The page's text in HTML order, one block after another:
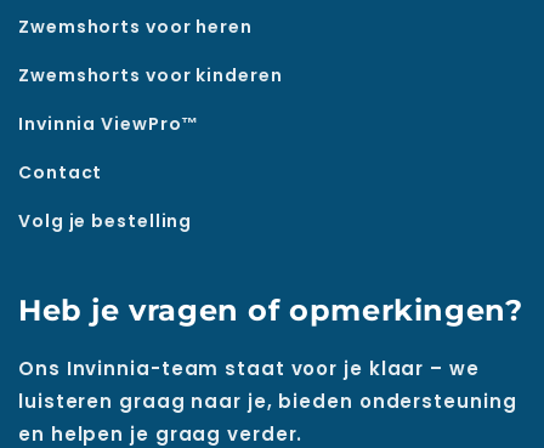
Zwemshorts voor heren
Zwemshorts voor kinderen
Invinnia ViewPro™
Contact
Volg je bestelling
Heb je vragen of opmerkingen?
Ons Invinnia-team staat voor je klaar – we
luisteren graag naar je, bieden ondersteuning
en helpen je graag verder.